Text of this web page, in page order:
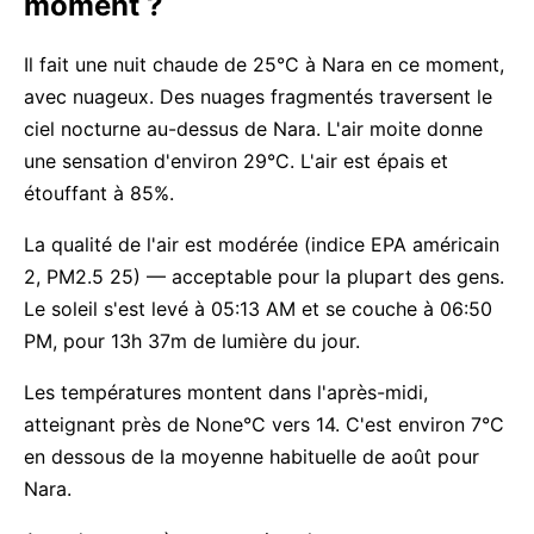
Il fait une nuit chaude de 25°C à Nara en ce moment,
avec nuageux. Des nuages fragmentés traversent le
ciel nocturne au-dessus de Nara. L'air moite donne
une sensation d'environ 29°C. L'air est épais et
étouffant à 85%.
La qualité de l'air est modérée (indice EPA américain
2, PM2.5 25) — acceptable pour la plupart des gens.
Le soleil s'est levé à 05:13 AM et se couche à 06:50
PM, pour 13h 37m de lumière du jour.
Les températures montent dans l'après-midi,
atteignant près de None°C vers 14. C'est environ 7°C
en dessous de la moyenne habituelle de août pour
Nara.